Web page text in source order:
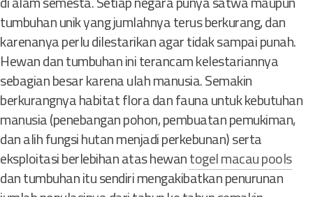
tumbuhan unik yang jumlahnya terus berkurang, dan
karenanya perlu dilestarikan agar tidak sampai punah.
Hewan dan tumbuhan ini terancam kelestariannya
sebagian besar karena ulah manusia. Semakin
berkurangnya habitat flora dan fauna untuk kebutuhan
manusia (penebangan pohon, pembuatan pemukiman,
dan alih fungsi hutan menjadi perkebunan) serta
eksploitasi berlebihan atas hewantogel macau pools
dan tumbuhan itu sendiri mengakibatkan penurunan